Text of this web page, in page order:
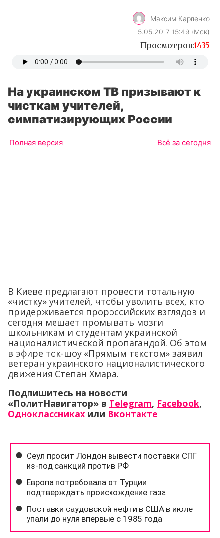
Максим Карпенко
5.05.2017 15:49 (Мск)
Просмотров:1435
На украинском ТВ призывают к
чисткам учителей,
симпатизирующих России
Полная версия Всё за сегодня
В Киеве предлагают провести тотальную
«чистку» учителей, чтобы уволить всех, кто
придерживается пророссийских взглядов и
сегодня мешает промывать мозги
школьникам и студентам украинской
националистической пропагандой. Об этом
в эфире ток-шоу «Прямым текстом» заявил
ветеран украинского националистического
движения Степан Хмара.
Подпишитесь на новости
«ПолитНавигатор» в Telegram, Facebook,
Одноклассниках или Вконтакте